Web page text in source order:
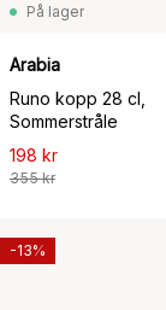
På lager
Arabia
Runo kopp 28 cl,
Sommerstråle
198 kr
355 kr
-13%